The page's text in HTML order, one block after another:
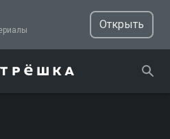
и сериалы
Открыть